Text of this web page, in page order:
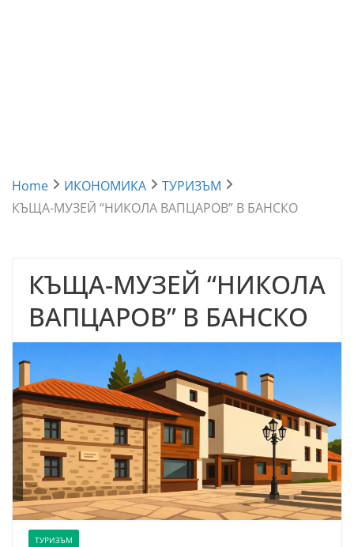
Home ИКОНОМИКА
ТУРИЗЪМ
КЪЩА-МУЗЕЙ “НИКОЛА ВАПЦАРОВ” В БАНСКО
КЪЩА-МУЗЕЙ “НИКОЛА
ВАПЦАРОВ” В БАНСКО
ТУРИЗЪМ